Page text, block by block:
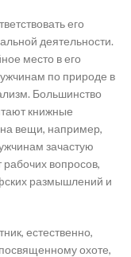
его
деятельности.
место в его
по природе в
Большинство
книжные
на вещи, например,
зачастую
рабочих вопросов,
размышлений и
естественно,
охоте,